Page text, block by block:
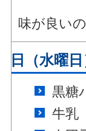
味が良い
日（水曜日
黒糖
牛乳